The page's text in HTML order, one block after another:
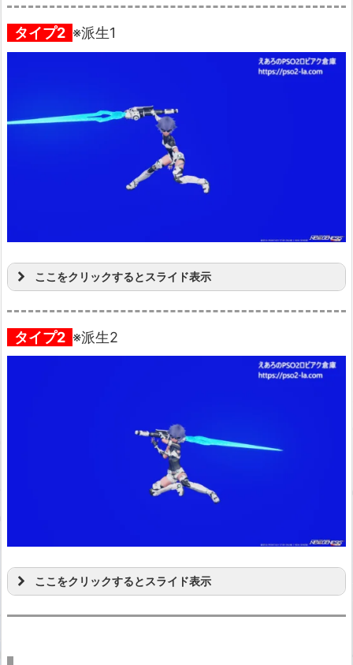
タイプ2 ※派生1
ここをクリックするとスライド表示
タイプ2 ※派生2
ここをクリックするとスライド表示